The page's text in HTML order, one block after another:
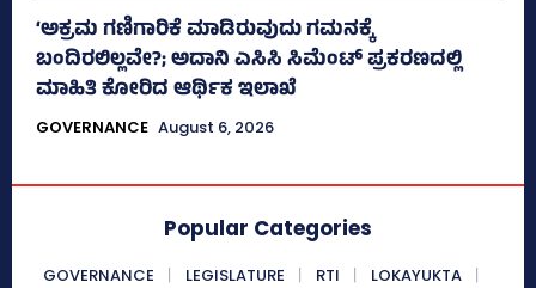
‘ಅಕ್ರಮ ಗಣಿಗಾರಿಕೆ ಮಾಡಿರುವುದು ಗಮನಕ್ಕೆ
ಬಂದಿರಲಿಲ್ಲವೇ?; ಅದಾನಿ ಎಸಿಸಿ ಸಿಮೆಂಟ್ ಪ್ರಕರಣದಲ್ಲಿ
ಮಾಹಿತಿ ಕೋರಿದ ಆರ್ಥಿಕ ಇಲಾಖೆ
GOVERNANCE August 6, 2026
Popular Categories
GOVERNANCE LEGISLATURE RTI
LOKAYUKTA